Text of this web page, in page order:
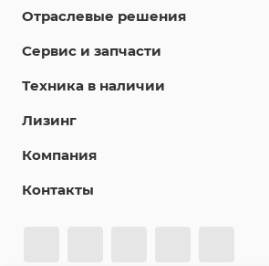
Отраслевые решения
Сервис и запчасти
Техника в наличии
Лизинг
Компания
Контакты